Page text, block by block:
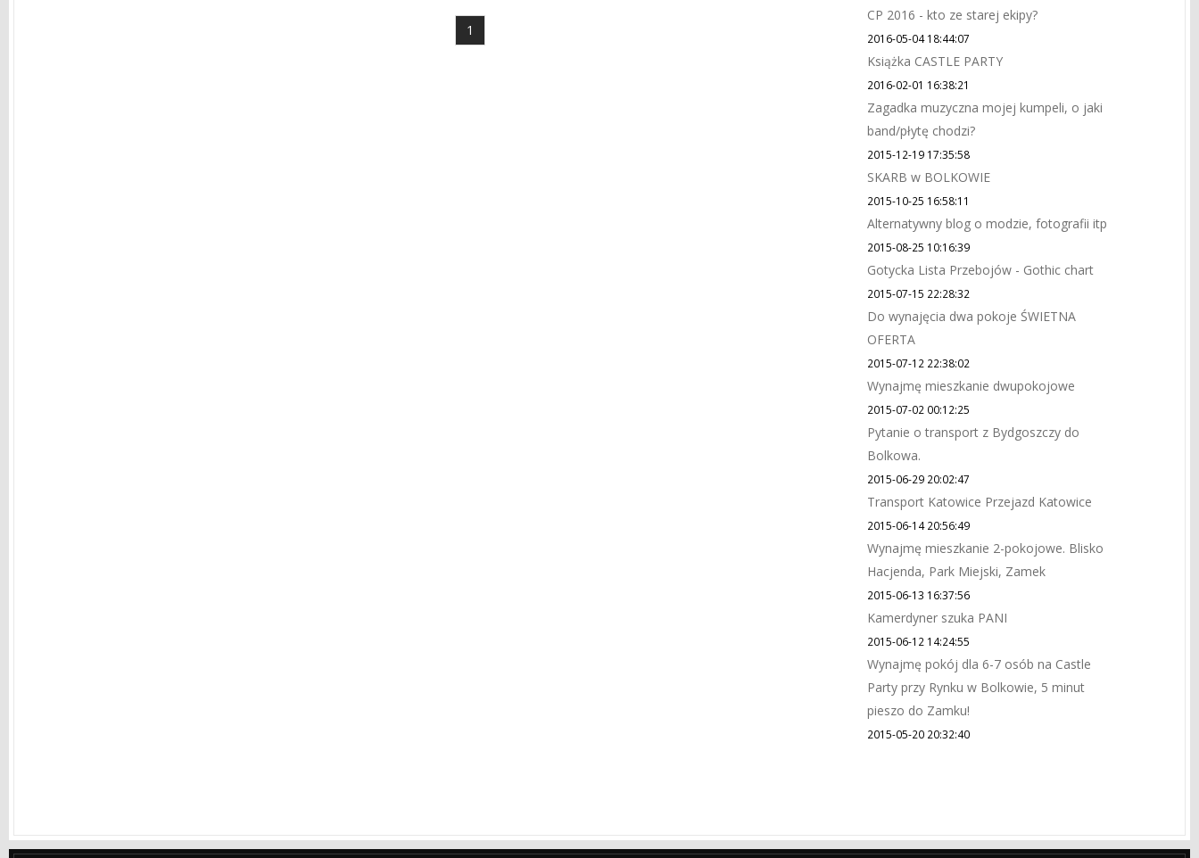
1
CP 2016 - kto ze starej ekipy?
2016-05-04 18:44:07
Książka CASTLE PARTY
2016-02-01 16:38:21
Zagadka muzyczna mojej kumpeli, o jaki
band/płytę chodzi?
2015-12-19 17:35:58
SKARB w BOLKOWIE
2015-10-25 16:58:11
Alternatywny blog o modzie, fotografii itp
2015-08-25 10:16:39
Gotycka Lista Przebojów - Gothic chart
2015-07-15 22:28:32
Do wynajęcia dwa pokoje ŚWIETNA
OFERTA
2015-07-12 22:38:02
Wynajmę mieszkanie dwupokojowe
2015-07-02 00:12:25
Pytanie o transport z Bydgoszczy do
Bolkowa.
2015-06-29 20:02:47
Transport Katowice Przejazd Katowice
2015-06-14 20:56:49
Wynajmę mieszkanie 2-pokojowe. Blisko
Hacjenda, Park Miejski, Zamek
2015-06-13 16:37:56
Kamerdyner szuka PANI
2015-06-12 14:24:55
Wynajmę pokój dla 6-7 osób na Castle
Party przy Rynku w Bolkowie, 5 minut
pieszo do Zamku!
2015-05-20 20:32:40